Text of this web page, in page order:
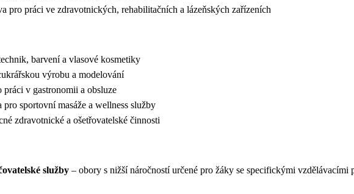
pro práci ve zdravotnických, rehabilitačních a lázeňských zařízeních
barvení a vlasové kosmetiky
výrobu a modelování
v gastronomii a obsluze
pro sportovní masáže a wellness služby
zdravotnické a ošetřovatelské činnosti
služby – obory s nižší náročností určené pro žáky se specifickými vzdělávacími